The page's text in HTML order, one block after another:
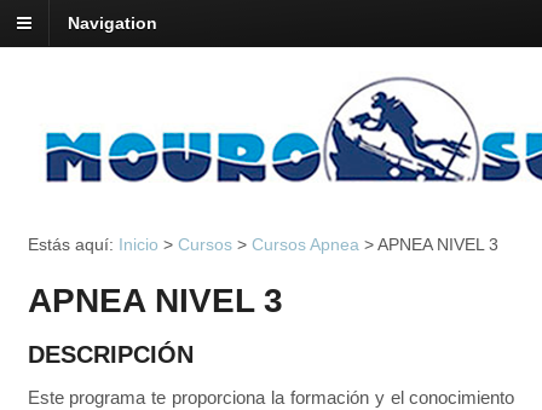
Navigation
Estás aquí: Inicio > Cursos > Cursos Apnea > APNEA NIVEL 3
APNEA NIVEL 3
DESCRIPCIÓN
Este programa te proporciona la formación y el conocimiento